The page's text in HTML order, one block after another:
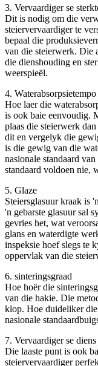
3. Vervaardiger se
Dit is nodig om die
steiervervaardiger te
bepaal die
van die steierwerk. Die
die dienshouding en
weerspieël.
4. Waterabsorpsietempo
Hoe laer die
is ook baie eenvoudig.
plaas die steierwerk
dit en vergelyk die
is die gewig van die
nasionale standaard
standaard voldoen nie,
5. Glaze
Steiersglasuur kraak is
'n gebarste glasuur sal
gevries het, wat
glans en waterdigte
inspeksie hoef slegs te
oppervlak van die
6. sinteringsgraad
Hoe hoër die
van die hakie. Die
klop. Hoe duideliker
nasionale
7. Vervaardiger se diens
Die laaste punt is ook
steiervervaardiger